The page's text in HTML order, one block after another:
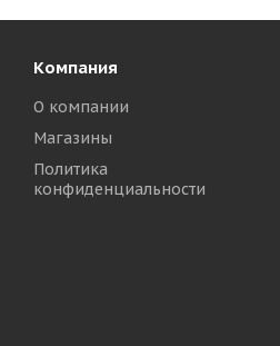
Компания
О компании
Магазины
Политика
конфиденциальности